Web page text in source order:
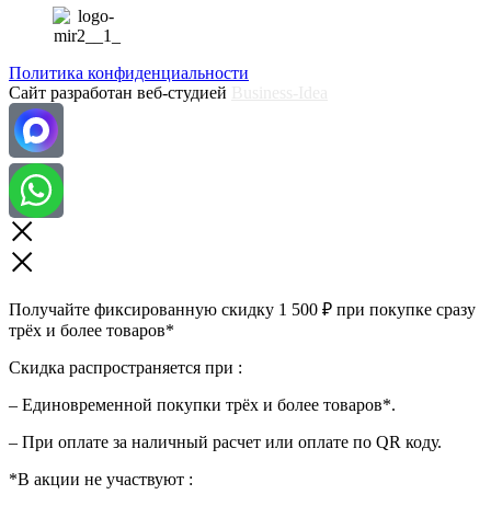
Политика конфиденциальности
Сайт разработан веб-студией
Получайте фиксированную скидку 1 500 ₽ при покупке сразу
трёх и более товаров*
Скидка распространяется при :
– Единовременной покупки трёх и более товаров*.
– При оплате за наличный расчет или оплате по QR коду.
*В акции не участвуют :